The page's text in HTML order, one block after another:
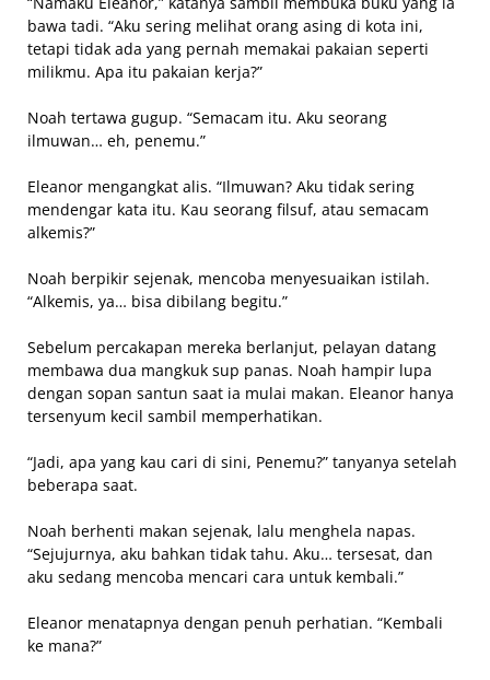
bawa tadi. “Aku sering melihat orang asing di kota ini,
tetapi tidak ada yang pernah memakai pakaian seperti
milikmu. Apa itu pakaian kerja?”
Noah tertawa gugup. “Semacam itu. Aku seorang
ilmuwan… eh, penemu.”
Eleanor mengangkat alis. “Ilmuwan? Aku tidak sering
mendengar kata itu. Kau seorang filsuf, atau semacam
alkemis?”
Noah berpikir sejenak, mencoba menyesuaikan istilah.
“Alkemis, ya… bisa dibilang begitu.”
Sebelum percakapan mereka berlanjut, pelayan datang
membawa dua mangkuk sup panas. Noah hampir lupa
dengan sopan santun saat ia mulai makan. Eleanor hanya
tersenyum kecil sambil memperhatikan.
“Jadi, apa yang kau cari di sini, Penemu?” tanyanya setelah
beberapa saat.
Noah berhenti makan sejenak, lalu menghela napas.
“Sejujurnya, aku bahkan tidak tahu. Aku… tersesat, dan
aku sedang mencoba mencari cara untuk kembali.”
Eleanor menatapnya dengan penuh perhatian. “Kembali
ke mana?”